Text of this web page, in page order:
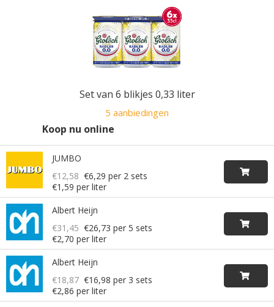
Set van 6 blikjes 0,33 liter
5 aanbiedingen
Koop nu online
JUMBO
€12,58 €6,29 per 2 sets
€1,59 per liter
Albert Heijn
€31,45 €26,73 per 5 sets
€2,70 per liter
Albert Heijn
€18,87 €16,98 per 3 sets
€2,86 per liter